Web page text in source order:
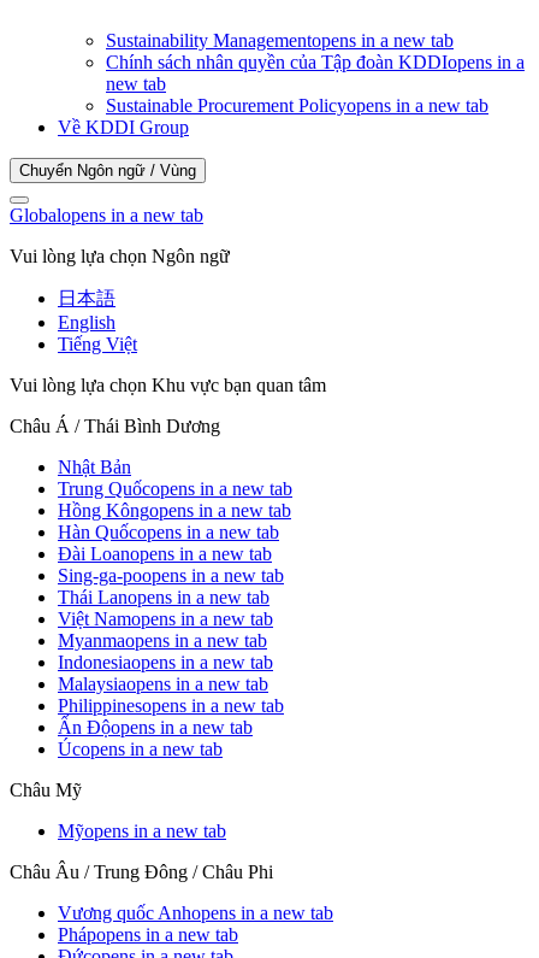
Sustainability Managementopens in a new tab
Chính sách nhân quyền của Tập đoàn KDDIopens in a
new tab
Sustainable Procurement Policyopens in a new tab
Về KDDI Group
Chuyển Ngôn ngữ / Vùng
Globalopens in a new tab
Vui lòng lựa chọn Ngôn ngữ
日本語
English
Tiếng Việt
Vui lòng lựa chọn Khu vực bạn quan tâm
Châu Á / Thái Bình Dương
Nhật Bản
Trung Quốcopens in a new tab
Hồng Kôngopens in a new tab
Hàn Quốcopens in a new tab
Đài Loanopens in a new tab
Sing-ga-poopens in a new tab
Thái Lanopens in a new tab
Việt Namopens in a new tab
Myanmaopens in a new tab
Indonesiaopens in a new tab
Malaysiaopens in a new tab
Philippinesopens in a new tab
Ấn Độopens in a new tab
Úcopens in a new tab
Châu Mỹ
Mỹopens in a new tab
Châu Âu / Trung Đông / Châu Phi
Vương quốc Anhopens in a new tab
Phápopens in a new tab